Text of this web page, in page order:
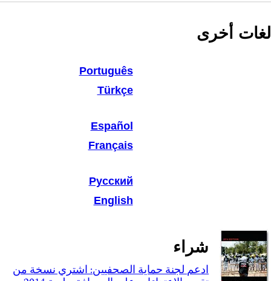
لغات أخرى
Português
Türkçe
Español
Français
Русский
English
شراء
ادعم لجنة حماية الصحفيين: اشتري نسخة من